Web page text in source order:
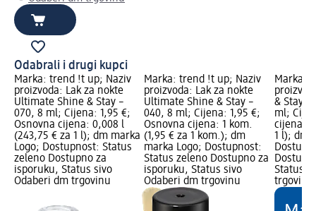
Odabrali i drugi kupci
Marka: trend !t up; Naziv
proizvoda: Lak za nokte
Ultimate Shine & Stay –
070, 8 ml; Cijena: 1,95 €;
Osnovna cijena: 0,008 l
(243,75 € za 1 l); dm marka
Logo; Dostupnost: Status
zeleno Dostupno za
isporuku, Status sivo
Odaberi dm trgovinu
Marka: trend !t up; Naziv
proizvoda: Lak za nokte
Ultimate Shine & Stay –
040, 8 ml; Cijena: 1,95 €;
Osnovna cijena: 1 kom.
(1,95 € za 1 kom.); dm
marka Logo; Dostupnost:
Status zeleno Dostupno za
isporuku, Status sivo
Odaberi dm trgovinu
Marka:
& Stay
ml;
cijena:
1 l); dm
Status
trgovinu